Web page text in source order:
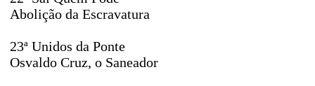
Abolição da Escravatura
23ª Unidos da Ponte
Osvaldo Cruz, o Saneador